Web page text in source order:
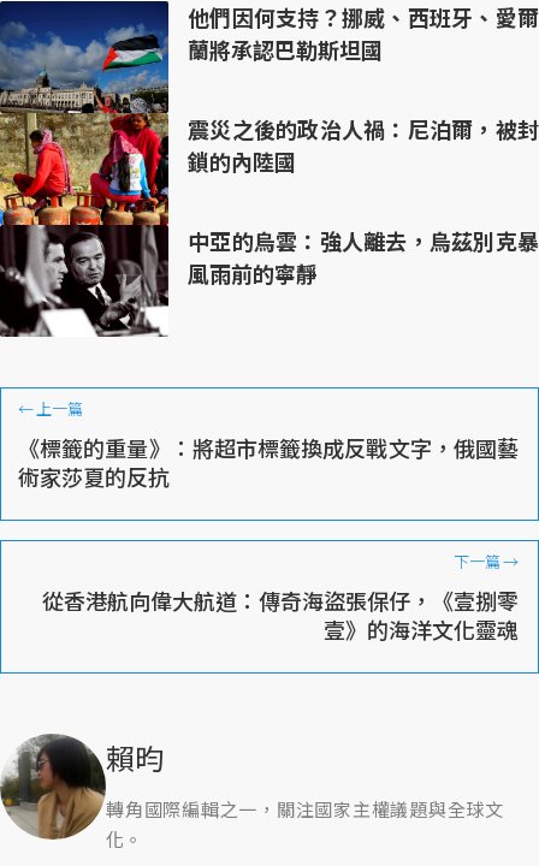
他們因何支持？挪威、西班牙、愛爾
蘭將承認巴勒斯坦國
震災之後的政治人禍：尼泊爾，被封
鎖的內陸國
中亞的烏雲：強人離去，烏茲別克暴
風雨前的寧靜
←上一篇
《標籤的重量》：將超市標籤換成反戰文字，俄國藝
術家莎夏的反抗
下一篇→
從香港航向偉大航道：傳奇海盜張保仔，《壹捌零
壹》的海洋文化靈魂
賴昀
轉角國際編輯之一，關注國家主權議題與全球文
化。